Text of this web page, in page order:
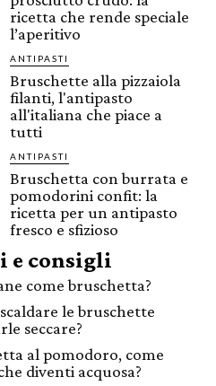
ricetta che rende speciale
l’aperitivo
ANTIPASTI
Bruschette alla pizzaiola
filanti, l'antipasto
all'italiana che piace a
tutti
ANTIPASTI
Bruschetta con burrata e
pomodorini confit: la
ricetta per un antipasto
fresco e sfizioso
e consigli
come bruschetta?
le bruschette
seccare?
al pomodoro, come
diventi acquosa?